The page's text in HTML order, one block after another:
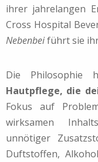
ihrer jahrelangen
Cross Hospital
Nebenbeiführt sie
Die Philosophie
Hautpflege, die
Fokus auf
wirksamen
unnötiger
Duftstoffen,